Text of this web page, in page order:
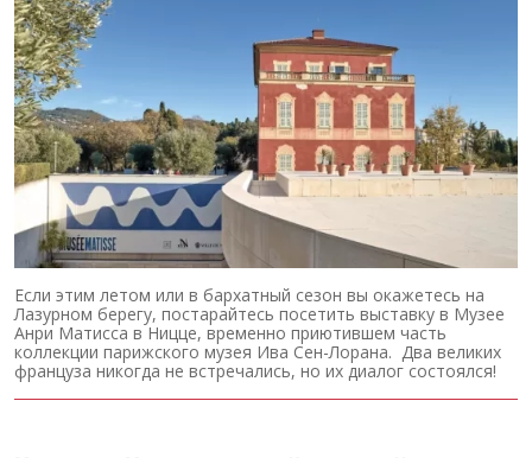
Если этим летом или в бархатный сезон вы окажетесь на
Лазурном берегу, постарайтесь посетить выставку в Музее
Анри Матисса в Ницце, временно приютившем часть
коллекции парижского музея Ива Сен-Лорана. Два великих
француза никогда не встречались, но их диалог состоялся!